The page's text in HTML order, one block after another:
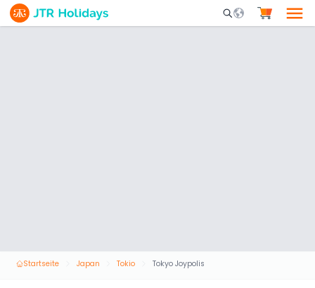
Mobile Search
Startseite Japan Tokio Tokyo Joypolis